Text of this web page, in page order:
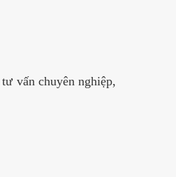
vấn chuyên nghiệp,